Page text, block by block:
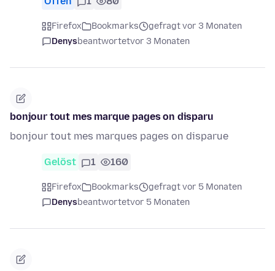
Firefox Bookmarks
gefragt vor 3 Monaten
Denysbeantwortetvor 3 Monaten
bonjour tout mes marque pages on disparu
bonjour tout mes marques pages on disparue
Gelöst 1 160
Firefox Bookmarks
gefragt vor 5 Monaten
Denysbeantwortetvor 5 Monaten